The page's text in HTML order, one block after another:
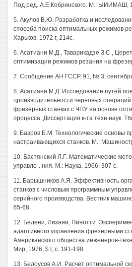
Под ред. А.Е.Кобринского. М.: ЫИИМАШ,
5. Акулов В.Ю. Разработка и
способа поиска оптимальных режимов
Харьков. 1972 г, 214с.
6. Асатиани М.Д., Таварикадзе З.С.,
оптимизации режимов резания на
7. Сообщение АН ГССР. 91, № 3,
8. Асатиани М.Д. Исследование путей
цроизводительности черновых
фрезерных станках с ЧПУ на основе
процесса. Диссертация к-та техн.наук.
9. Базров Б.М. Технологические основы
настраивающихся станков. М.:
10. Бастянский Л.Г. Математические
управле-. ния. М.: Наука, 1966, 307 с.
11. Барышников А.Я. Эффективность
станков с числовым программным
серийного производства. Вестник
65-68.
12. Бедени, Лизани, Пинотти.
адаптивного управления фрезерными
Американского общества инженеров-
Мир, 1976, $ I, с. 191-198.
13. Белоусов А.И. Расчет оптимальной